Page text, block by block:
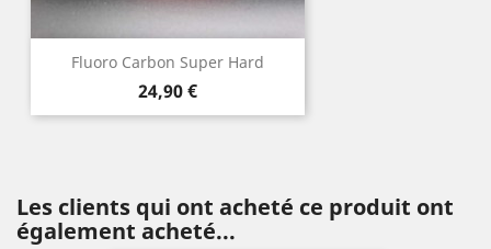
Fluoro Carbon Super Hard
Prix
24,90 €
Les clients qui ont acheté ce produit ont
également acheté...